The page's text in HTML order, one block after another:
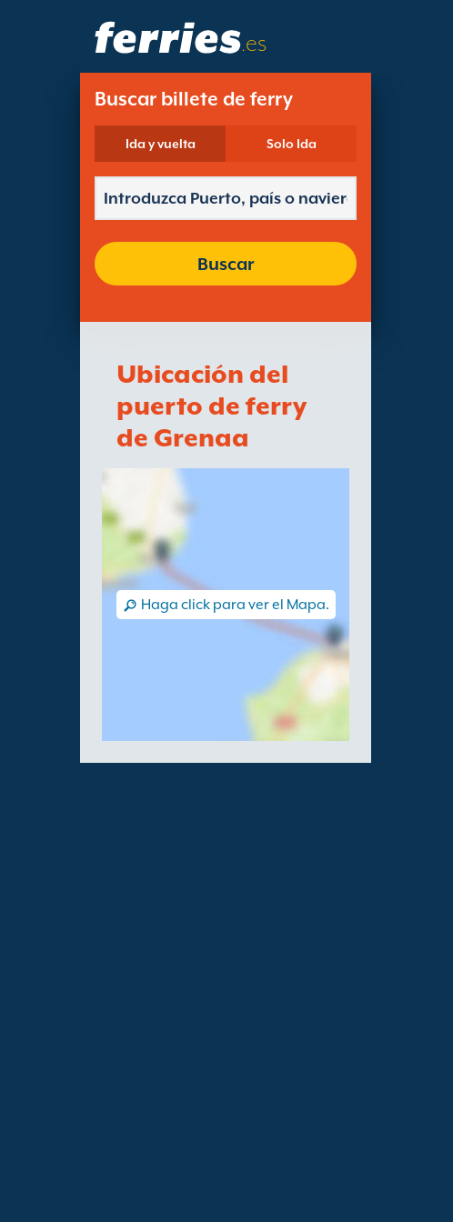
.es
Buscar billete de ferry
Ida y vuelta Solo Ida
Buscar
Ubicación del
puerto de ferry
de Grenaa
Haga click para ver el Mapa.